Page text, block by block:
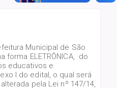
Municipal de São
ELETRÔNICA, do
educativos e
I do edital, o qual será
pela Lei nº 147/14,